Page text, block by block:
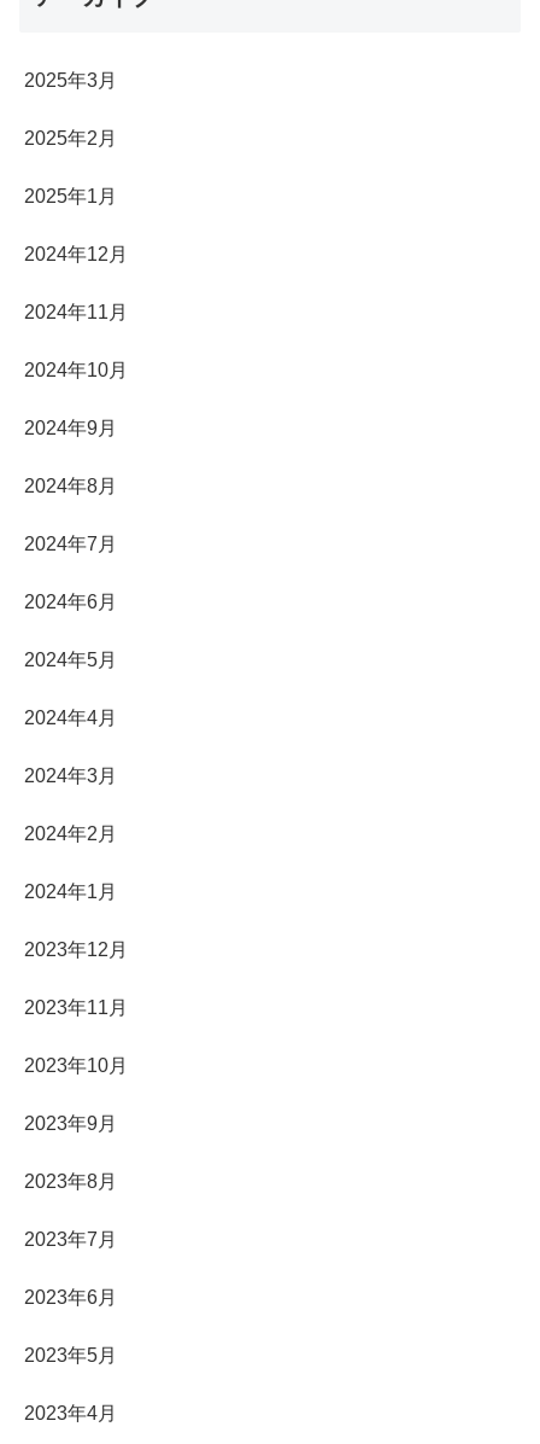
2025年3月
2025年2月
2025年1月
2024年12月
2024年11月
2024年10月
2024年9月
2024年8月
2024年7月
2024年6月
2024年5月
2024年4月
2024年3月
2024年2月
2024年1月
2023年12月
2023年11月
2023年10月
2023年9月
2023年8月
2023年7月
2023年6月
2023年5月
2023年4月